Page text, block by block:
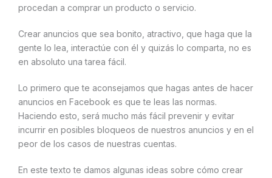
procedan a comprar un producto o servicio.
Crear anuncios que sea bonito, atractivo, que haga que la
gente lo lea, interactúe con él y quizás lo comparta, no es
en absoluto una tarea fácil.
Lo primero que te aconsejamos que hagas antes de hacer
anuncios en Facebook es que te leas las normas.
Haciendo esto, será mucho más fácil prevenir y evitar
incurrir en posibles bloqueos de nuestros anuncios y en el
peor de los casos de nuestras cuentas.
En este texto te damos algunas ideas sobre cómo crear